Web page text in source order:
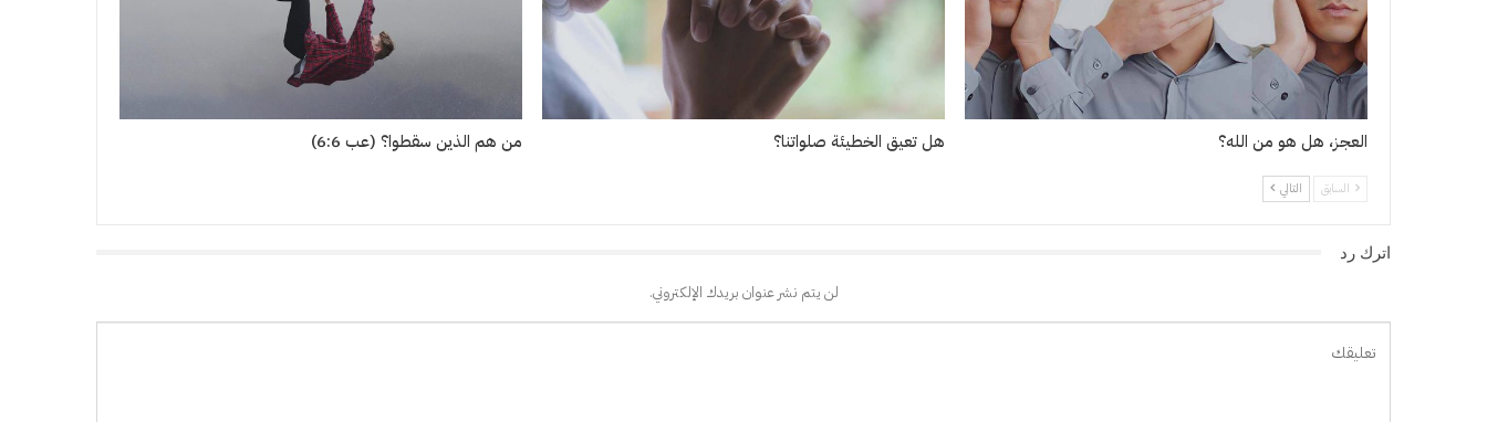
العجز، هل هو من الله؟ هل تعيق الخطيئة صلواتنا؟ من هم الذين سقطوا؟ (عب 6:6)
السابق التالي
اترك رد
لن يتم نشر عنوان بريدك الإلكتروني.